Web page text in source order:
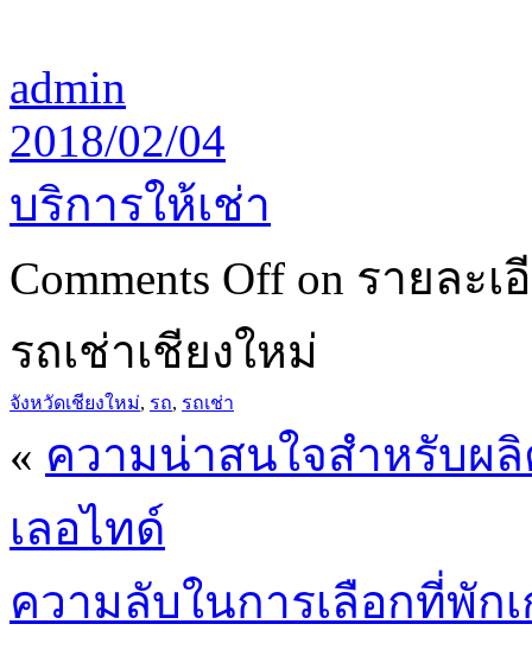
admin
2018/02/04
บริการให้เช่า
Comments Off on รายละ
รถเช่าเชียงใหม่
จังหวัดเชียงใหม่, รถ, รถเช่า
« ความน่าสนใจสำหรับผ
เลอไทด์
ความลับในการเลือกที่พัก